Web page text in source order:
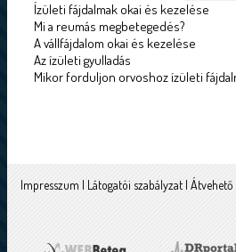
Ízületi fájdalmak okai és kezelése
Mi a reumás megbetegedés?
A vállfájdalom okai és kezelése
Az ízületi gyulladás
Mikor forduljon orvoshoz ízületi
Impresszum | Látogatói szabályzat |